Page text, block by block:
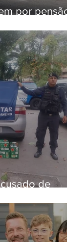
por pensão
de